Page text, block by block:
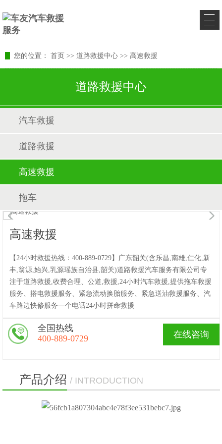
您的位置： 首页 >> 道路救援中心 >> 高速救援
道路救援中心
汽车救援
道路救援
高速救援
拖车
高速救援
【24小时救援热线：400-889-0729】广东韶关(含乐昌,南雄,仁化,新
丰,翁源,始兴,乳源瑶族自治县,韶关)道路救援汽车服务有限公司专
注于道路救援,收费合理、公道,救援,24小时汽车救援,提供拖车救援
服务、搭电救援服务、紧急流动换胎服务、紧急送油救援服务、汽
车路边快修服务一个电话24小时拼命救援
在线咨询
全国热线
400-889-0729
产品介绍 / INTRODUCTION